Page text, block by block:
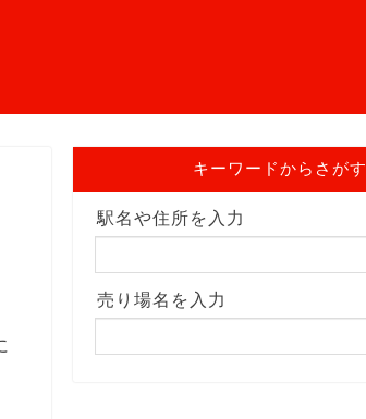
キーワードからさがす
駅名や住所を入力
売り場名を入力